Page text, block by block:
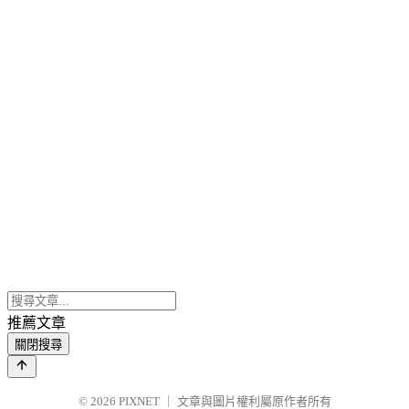
推薦文章
關閉搜尋
© 2026 PIXNET 文章與圖片權利屬原作者所有